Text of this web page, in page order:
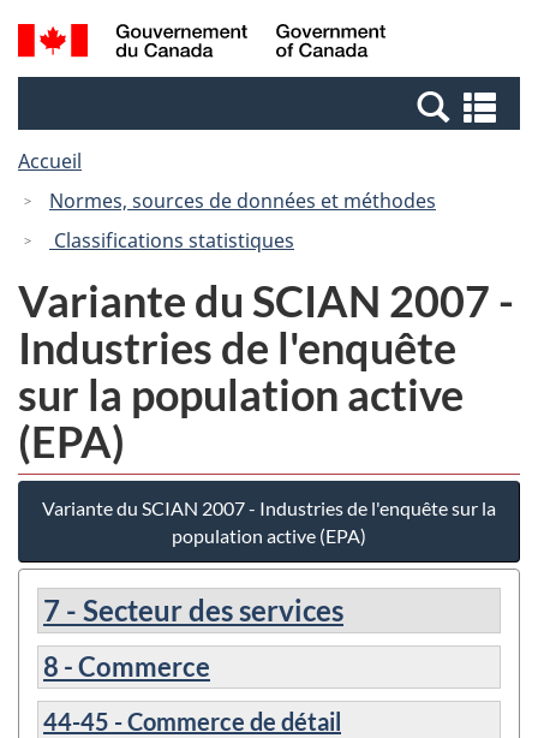
Passer
au
Passer
à
Canada
Recherche
et
et
Accueil
Normes, sources de données et méthodes
Classifications statistiques
Variante du SCIAN 2007 -
Industries de l'enquête
sur la population active
(EPA)
Variante du SCIAN 2007 - Industries de l'enquête sur la
population active (EPA)
7 - Secteur des services
8 - Commerce
44-45 - Commerce de détail